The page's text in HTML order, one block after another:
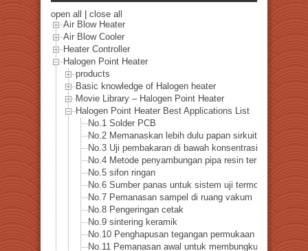
open all
close all
Air Blow Heater
Air Blow Cooler
Heater Controller
Halogen Point Heater
products
Basic knowledge of Halogen heater
Movie Library – Halogen Point Heater
Halogen Point Heater Best Applications List
No.1 Solder PCB
No.2 Memanaskan lebih dulu papan sirkuit tercetak
No.3 Uji pembakaran di bawah konsentrasi oksigen
No.4 Metode penyambungan pipa resin termoplastik
No.5 sifon ringan
No.6 Sumber panas untuk sistem uji termoelektrik
No.7 Pemanasan sampel di ruang vakum
No.8 Pengeringan cetak
No.9 sintering keramik
No.10 Penghapusan tegangan permukaan untuk
No.11 Pemanasan awal untuk membungkuk